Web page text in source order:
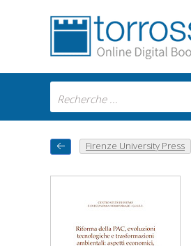
Firenze University Press